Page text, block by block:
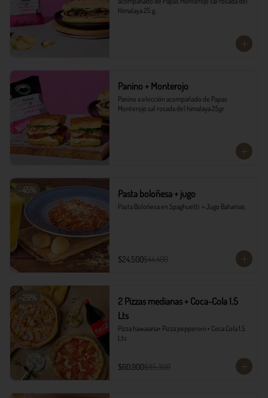
Himalaya 25 g.
Panino + Monterojo
Panino a elección acompañado de Papas
Monterojo sal rosada del himalaya 25gr
-45% Pasta boloñesa + jugo
Pasta Boloñesa en Spaghuetti  + Jugo Bahamas
$24.500$44.400
-29%
2 Pizzas medianas + Coca-Cola 1.5
Lts
Pizza hawaiana+ Pizza pepperoni + Coca Cola 1.5
Lts
$60.900$85.300